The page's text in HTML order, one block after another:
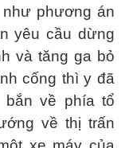
như phương án
yêu cầu dừng
và tăng ga bỏ
cống thì y đã
về phía tổ
về thị trấn